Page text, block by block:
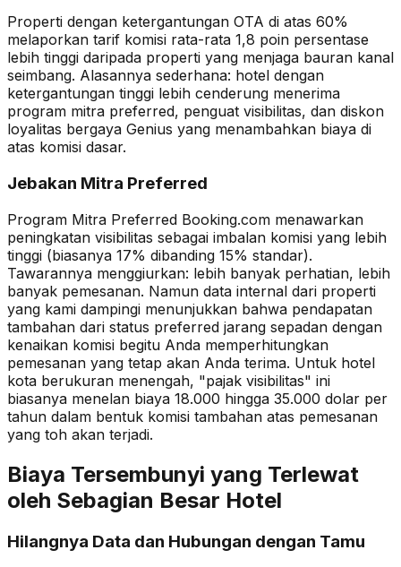
Properti dengan ketergantungan OTA di atas 60%
melaporkan tarif komisi rata-rata 1,8 poin persentase
lebih tinggi daripada properti yang menjaga bauran kanal
seimbang. Alasannya sederhana: hotel dengan
ketergantungan tinggi lebih cenderung menerima
program mitra preferred, penguat visibilitas, dan diskon
loyalitas bergaya Genius yang menambahkan biaya di
atas komisi dasar.
Jebakan Mitra Preferred
Program Mitra Preferred Booking.com menawarkan
peningkatan visibilitas sebagai imbalan komisi yang lebih
tinggi (biasanya 17% dibanding 15% standar).
Tawarannya menggiurkan: lebih banyak perhatian, lebih
banyak pemesanan. Namun data internal dari properti
yang kami dampingi menunjukkan bahwa pendapatan
tambahan dari status preferred jarang sepadan dengan
kenaikan komisi begitu Anda memperhitungkan
pemesanan yang tetap akan Anda terima. Untuk hotel
kota berukuran menengah, "pajak visibilitas" ini
biasanya menelan biaya 18.000 hingga 35.000 dolar per
tahun dalam bentuk komisi tambahan atas pemesanan
yang toh akan terjadi.
Biaya Tersembunyi yang Terlewat
oleh Sebagian Besar Hotel
Hilangnya Data dan Hubungan dengan Tamu